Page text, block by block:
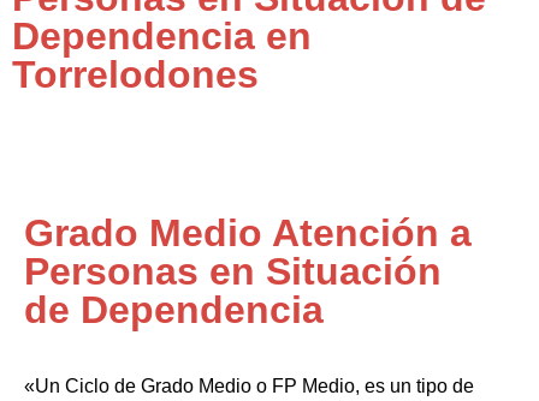
Dependencia en
Torrelodones
Grado Medio Atención a
Personas en Situación
de Dependencia
«Un Ciclo de Grado Medio o FP Medio, es un tipo de